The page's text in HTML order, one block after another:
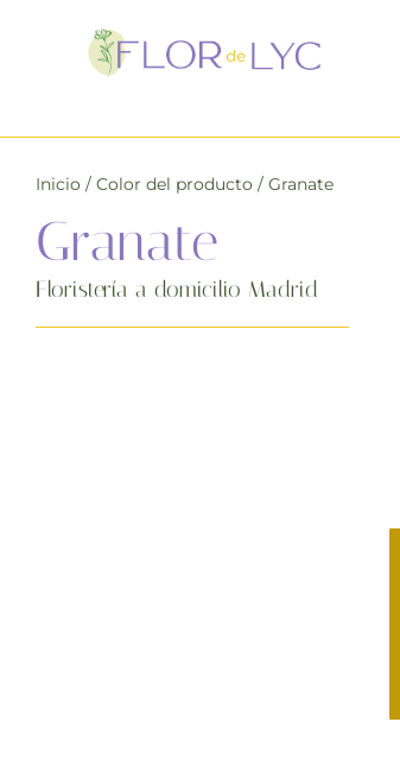
Inicio / Color del producto / Granate
Granate
Floristería a domicilio Madrid